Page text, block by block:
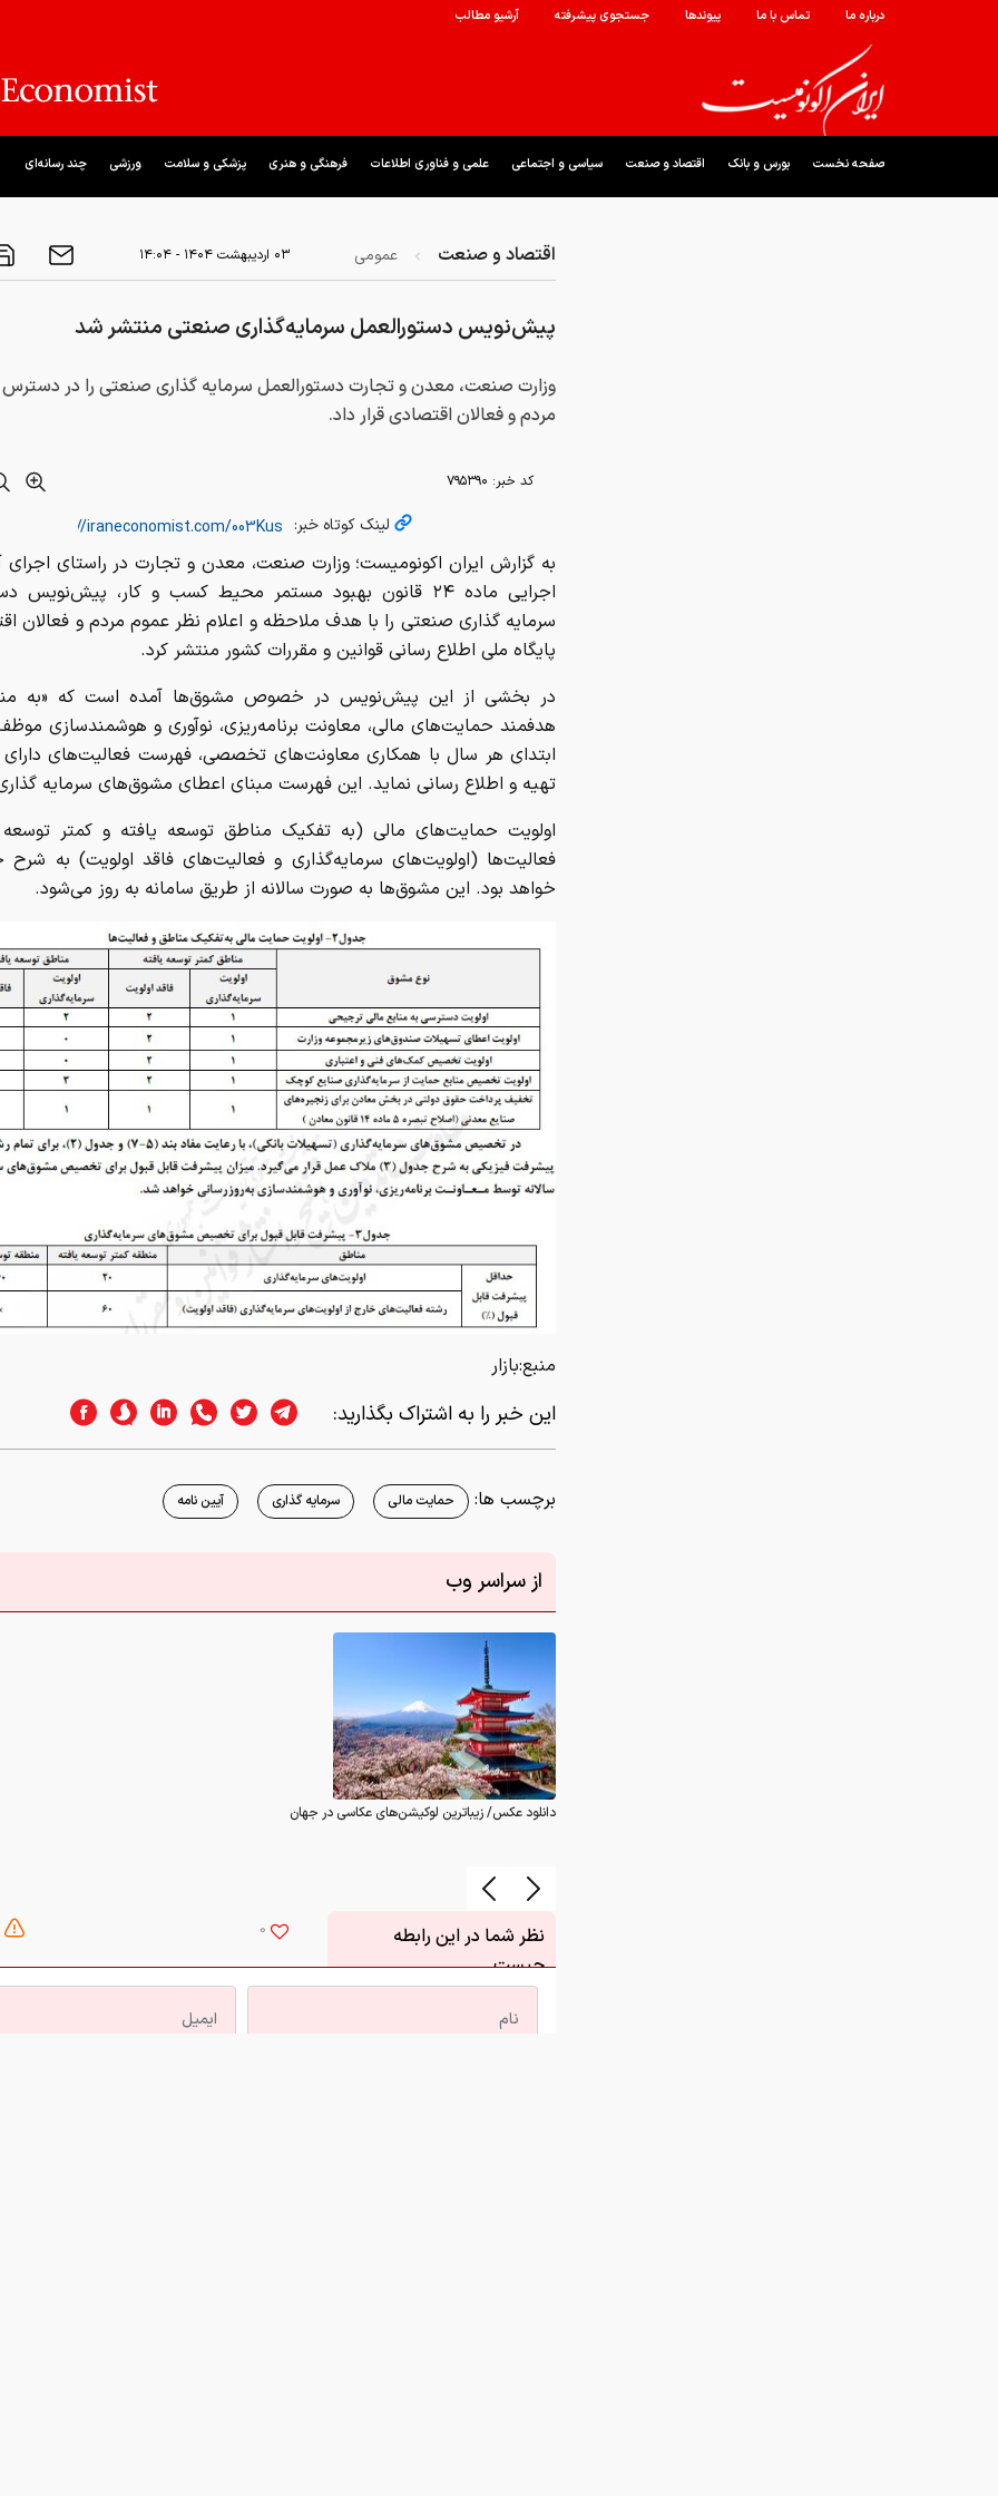
درباره ما تماس با ما پیوندها جستجوی پیشرفته آرشیو مطالب
صفحه نخست بورس و بانک اقتصاد و صنعت سیاسی و اجتماعی علمی و فناوری اطلاعات فرهنگی و هنری پزشکی و سلامت ورزشی چند رسانه‌ای
اقتصاد و صنعت عمومی ۰۳ ارديبهشت ۱۴۰۴ - ۱۴:۰۴
پیش‌نویس دستورالعمل سرمایه‌گذاری صنعتی منتشر شد
وزارت صنعت، معدن و تجارت دستورالعمل سرمایه گذاری صنعتی را در
مردم و فعالان اقتصادی قرار داد.
کد خبر: ۷۹۵۳۹۰
لینک کوتاه خبر:
به گزارش ایران اکونومیست؛ وزارت صنعت، معدن و تجارت در راستای اجرای
اجرایی ماده ۲۴ قانون بهبود مستمر محیط کسب و کار، پیش‌نویس
سرمایه گذاری صنعتی را با هدف ملاحظه و اعلام نظر عموم مردم و فعالان
پایگاه ملی اطلاع رسانی قوانین و مقررات کشور منتشر کرد.
در بخشی از این پیش‌نویس در خصوص مشوق‌ها آمده است که «به
هدفمند حمایت‌های مالی، معاونت برنامه‌ریزی، نوآوری و هوشمندسازی
ابتدای هر سال با همکاری معاونت‌های تخصصی، فهرست فعالیت‌های دارای
تهیه و اطلاع رسانی نماید. این فهرست مبنای اعطای مشوق‌های سرمایه
اولویت حمایت‌های مالی (به تفکیک مناطق توسعه یافته و کمتر توسعه
فعالیت‌ها (اولویت‌های سرمایه‌گذاری و فعالیت‌های فاقد اولویت) به شرح
خواهد بود. این مشوق‌ها به صورت سالانه از طریق سامانه به روز می‌شود.
منبع:بازار
این خبر را به اشتراک بگذارید:
برچسب ها: حمایت مالی سرمایه گذاری آیین نامه
از سراسر وب
دانلود عکس/ زیباترین لوکیشن‌های عکاسی در جهان
0
نظر شما در این رابطه
چیست